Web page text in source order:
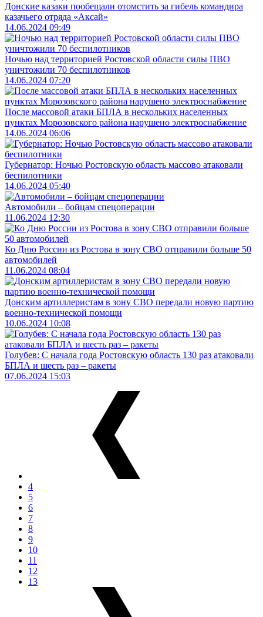
Донские казаки пообещали отомстить за гибель командира
казачьего отряда «Аксай»
14.06.2024 09:49
Ночью над территорией Ростовской области силы ПВО
уничтожили 70 беспилотников
14.06.2024 07:20
После массовой атаки БПЛА в нескольких населенных
пунктах Морозовского района нарушено электроснабжение
14.06.2024 06:06
Губернатор: Ночью Ростовскую область массово атаковали
беспилотники
14.06.2024 05:40
Автомобили – бойцам спецоперации
11.06.2024 12:30
Ко Дню России из Ростова в зону СВО отправили больше 50
автомобилей
11.06.2024 08:04
Донским артиллеристам в зону СВО передали новую партию
военно-технической помощи
10.06.2024 10:08
Голубев: С начала года Ростовскую область 130 раз атаковали
БПЛА и шесть раз – ракеты
07.06.2024 15:03
4
5
6
7
8
9
10
11
12
13